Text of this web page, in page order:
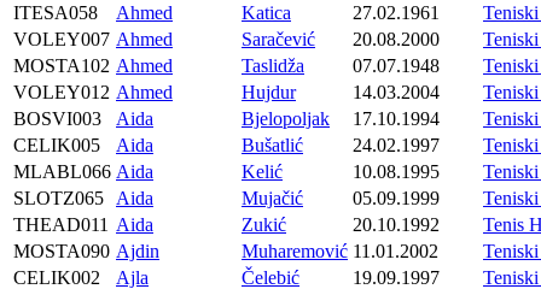
ITESA058
Ahmed Katica 27.02.1961
VOLEY007 Ahmed Saračević 20.08.2000
MOSTA102 Ahmed Taslidža 07.07.1948
VOLEY012 Ahmed Hujdur 14.03.2004
BOSVI003
Aida Bjelopoljak 17.10.1994
CELIK005
Aida Bušatlić 24.02.1997
MLABL066 Aida Kelić 10.08.1995
SLOTZ065
Aida Mujačić 05.09.1999
THEAD011 Aida Zukić 20.10.1992
Tenis
MOSTA090 Ajdin Muharemović 11.01.2002
CELIK002
Ajla Čelebić 19.09.1997